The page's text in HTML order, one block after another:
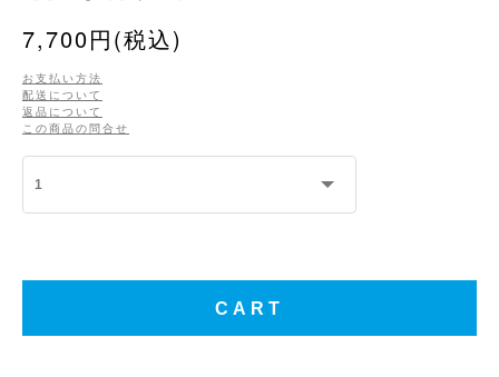
7,700円(税込)
お支払い方法
配送について
返品について
この商品の問合せ